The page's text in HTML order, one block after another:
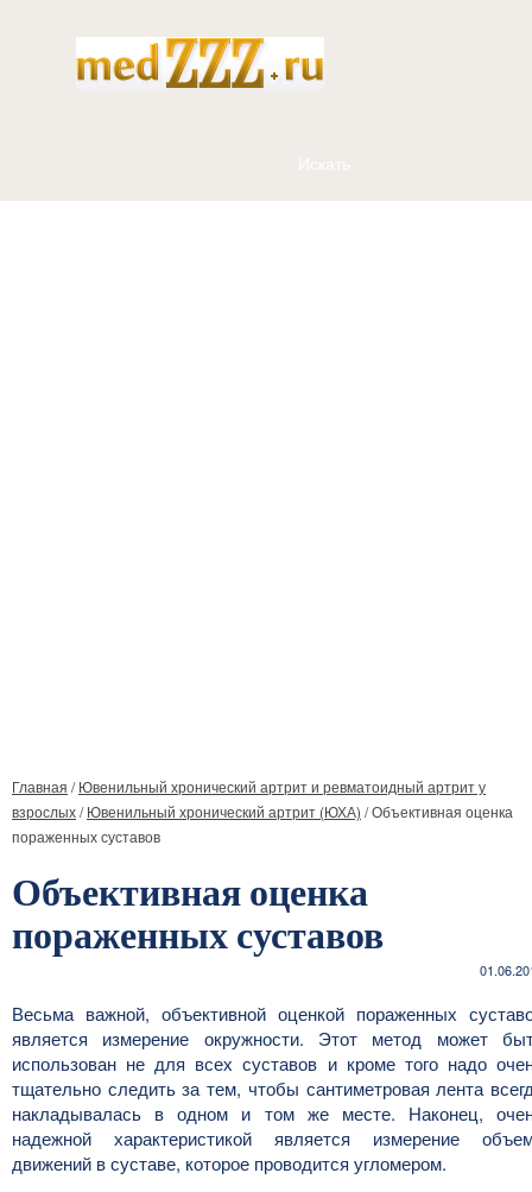
Главная /Ювенильный хронический артрит и ревматоидный артрит у
взрослых/Ювенильный хронический артрит (ЮХА) /Объективная оценка
пораженных суставов
Объективная оценка
пораженных суставов
Весьма важной, объективной оценкой пораженных
является измерение окружности. Этот метод может
использован не для всех суставов и кроме того надо
тщательно следить за тем, чтобы сантиметровая лента
накладывалась в одном и том же месте. Наконец,
надежной характеристикой является измерение
движений в суставе, которое проводится угломером.